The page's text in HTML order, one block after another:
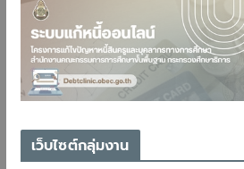
เว็บไซต์กลุ่มงาน